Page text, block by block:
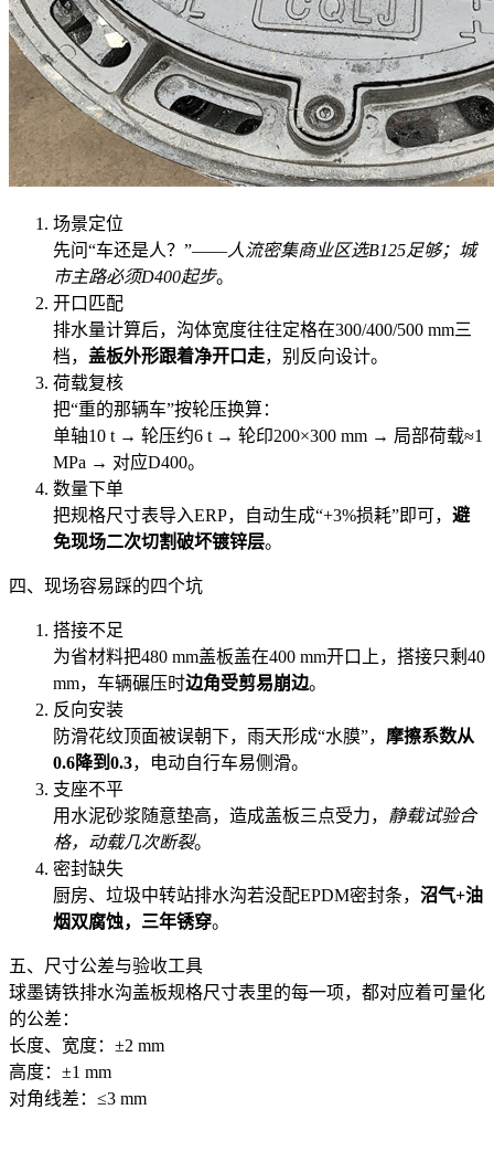
场景定位
先问“车还是人？”——人流密集商业区选B125足够；城
市主路必须D400起步。
开口匹配
排水量计算后，沟体宽度往往定格在300/400/500 mm三
档， 盖板外形跟着净开口走，别反向设计。
荷载复核
把“重的那辆车”按轮压换算：
单轴10 t → 轮压约6 t → 轮印200×300 mm → 局部荷载≈1
MPa → 对应D400。
数量下单
把规格尺寸表导入ERP，自动生成“+3%损耗”即可， 避
免现场二次切割破坏镀锌层。
四、现场容易踩的四个坑
搭接不足
为省材料把480 mm盖板盖在400 mm开口上，搭接只剩40
mm，车辆碾压时边角受剪易崩边。
反向安装
防滑花纹顶面被误朝下，雨天形成“水膜”， 摩擦系数从
0.6降到0.3，电动自行车易侧滑。
支座不平
用水泥砂浆随意垫高，造成盖板三点受力， 静载试验合
格，动载几次断裂。
密封缺失
厨房、垃圾中转站排水沟若没配EPDM密封条， 沼气+油
烟双腐蚀，三年锈穿。
五、尺寸公差与验收工具
球墨铸铁排水沟盖板规格尺寸表里的每一项，都对应着可量化
的公差：
长度、宽度：±2 mm
高度：±1 mm
对角线差：≤3 mm